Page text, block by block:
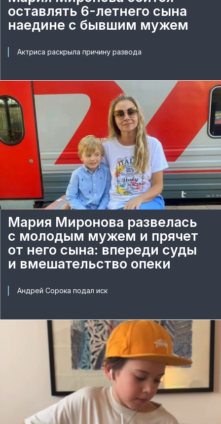
оставлять 6-летнего сына
наедине с бывшим мужем
Актриса раскрыла причину развода
Мария Миронова развелась
с молодым мужем и прячет
от него сына: впереди суды
и вмешательство опеки
Андрей Сорока подал иск